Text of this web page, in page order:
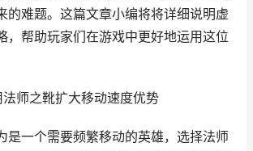
的难题。这篇文章小编将将详细说明虚
，帮助玩家们在游戏中更好地运用这位
法师之靴扩大移动速度优势
是一个需要频繁移动的英雄，选择法师